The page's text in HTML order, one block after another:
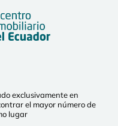
exclusivamente en
el mayor número de
lugar